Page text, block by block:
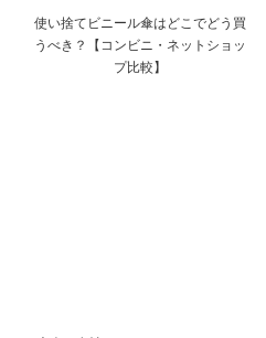
使い捨てビニール傘はどこでどう買
うべき？【コンビニ・ネットショッ
プ比較】